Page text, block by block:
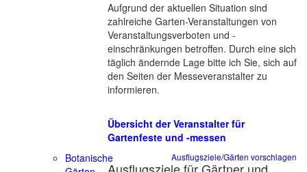
Aufgrund der aktuellen Situation sind
zahlreiche Garten-Veranstaltungen von
Veranstaltungsverboten und -
einschränkungen betroffen. Durch eine sich
täglich ändernde Lage bitte ich Sie, sich auf
den Seiten der Messeveranstalter zu
informieren.
Übersicht der Veranstalter für
Gartenfeste und -messen
Botanische
Ausflugsziele/Gärten vorschlagen